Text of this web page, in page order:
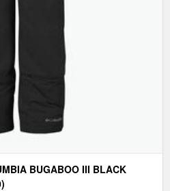
BUGABOO III BLACK